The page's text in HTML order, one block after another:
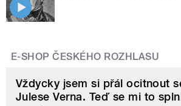
E-SHOP ČESKÉHO ROZHLASU
Vždycky jsem si přál ocitnout
Julese Verna. Teď se mi to